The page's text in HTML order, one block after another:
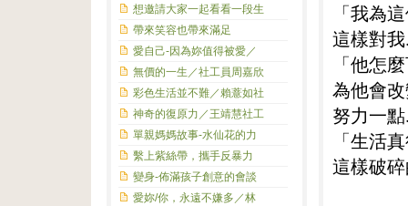
「我為
這樣對
「他怎
為他會
努力一
「生活
這樣破
想邀請大家一起看看一段生
帶來笑容也帶來滿足
愛自己-因為妳值得被愛／
無價的一生／社工員周嘉欣
彩色生活並不難／賴薏如社
神奇的復原力／王靖慧社工
單親媽媽故事-水仙花的力
繫上紫絲帶，攜手反暴力
變身-佈滿孩子創意的會談
愛妳/你，永遠不嫌多／林